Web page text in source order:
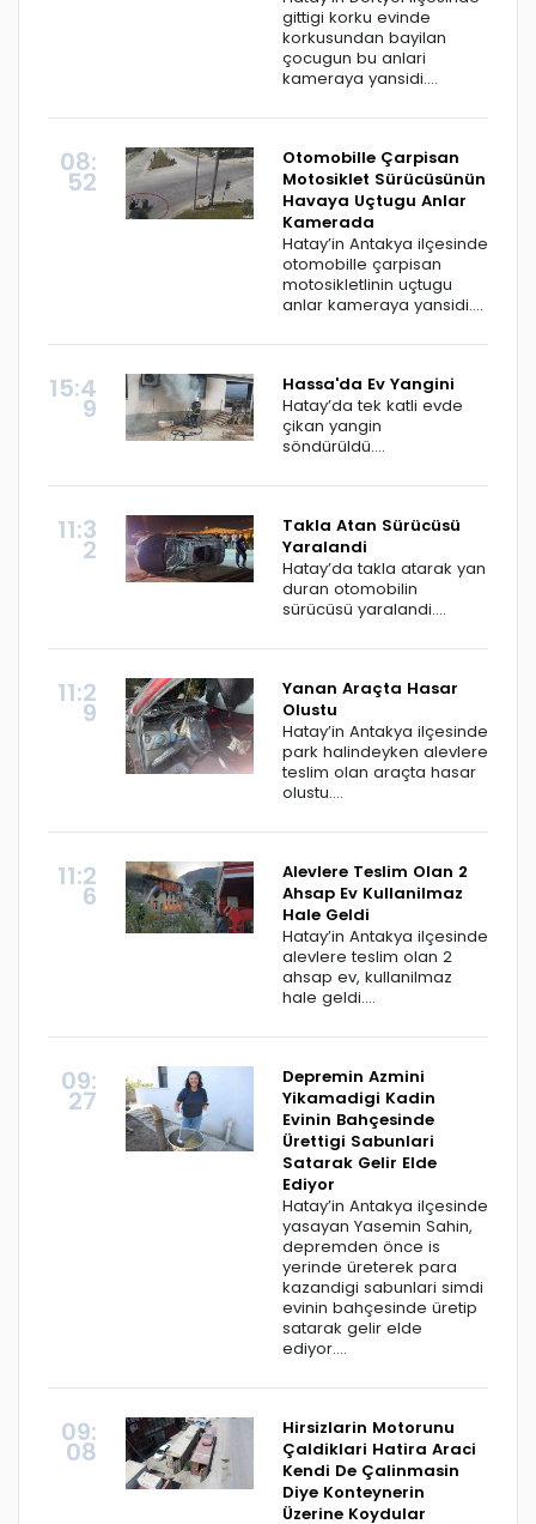
gittigi korku evinde
korkusundan bayilan
çocugun bu anlari
kameraya yansidi....
08:
52
Otomobille Çarpisan
Motosiklet Sürücüsünün
Havaya Uçtugu Anlar
Kamerada
Hatay’in Antakya ilçesinde
otomobille çarpisan
motosikletlinin uçtugu
anlar kameraya yansidi....
15:4
9
Hassa'da Ev Yangini
Hatay’da tek katli evde
çikan yangin
söndürüldü....
11:3
2
Takla Atan Sürücüsü
Yaralandi
Hatay’da takla atarak yan
duran otomobilin
sürücüsü yaralandi....
11:2
9
Yanan Araçta Hasar
Olustu
Hatay’in Antakya ilçesinde
park halindeyken alevlere
teslim olan araçta hasar
olustu....
11:2
6
Alevlere Teslim Olan 2
Ahsap Ev Kullanilmaz
Hale Geldi
Hatay’in Antakya ilçesinde
alevlere teslim olan 2
ahsap ev, kullanilmaz
hale geldi....
09:
27
Depremin Azmini
Yikamadigi Kadin
Evinin Bahçesinde
Ürettigi Sabunlari
Satarak Gelir Elde
Ediyor
Hatay’in Antakya ilçesinde
yasayan Yasemin Sahin,
depremden önce is
yerinde üreterek para
kazandigi sabunlari simdi
evinin bahçesinde üretip
satarak gelir elde
ediyor....
09:
08
Hirsizlarin Motorunu
Çaldiklari Hatira Araci
Kendi De Çalinmasin
Diye Konteynerin
Üzerine Koydular